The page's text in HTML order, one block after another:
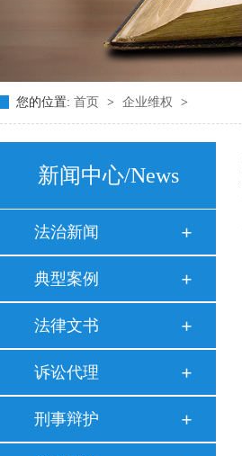
您的位置: 首页 > 企业维权 >
新闻中心/News
法治新闻
典型案例
法律文书
诉讼代理
刑事辩护